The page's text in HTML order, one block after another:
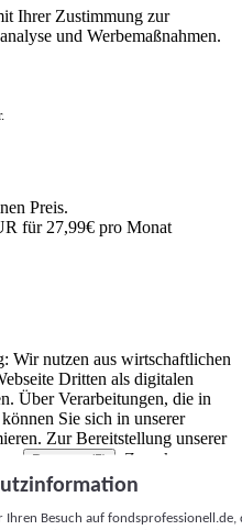
Ihrer Zustimmung zur
und Werbemaßnahmen.
Preis.
für 27,99€ pro Monat
Wir nutzen aus wirtschaftlichen
Dritten als digitalen
Über Verarbeitungen, die in
Sie sich in unserer
Zur Bereitstellung unserer
Partnern (5)
. Zwecke:
Messung von Werbeleistung
Zielgruppenforschung.
Kennungen (z. B. login-
Ihren Besuch auf